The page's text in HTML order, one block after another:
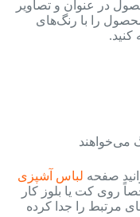
در عنوان و تصاویر
را با رنگ‌های
کنید.
می‌خواهند
صفحه لباس آشپزی
روی کت یا بلوز کار
مرتبط را جدا کرده